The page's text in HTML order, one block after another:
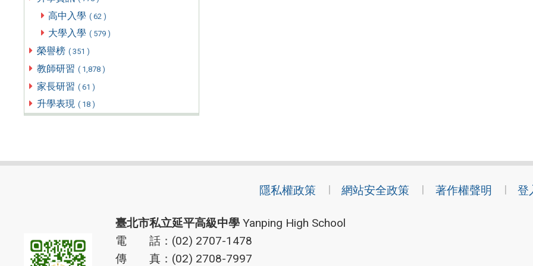
高中入學 ( 62 )
大學入學 ( 579 )
榮譽榜 ( 351 )
教師研習 ( 1,878 )
家長研習 ( 61 )
升學表現 ( 18 )
隱私權政策 網站安全政策 著作權聲明 登
臺北市私立延平高級中學Yanping High School
電 話：(02) 2707-1478
傳 真：(02) 2708-7997